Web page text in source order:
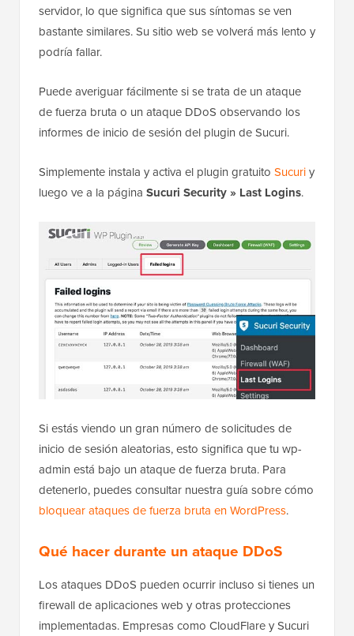
servidor, lo que significa que sus síntomas se ven
bastante similares. Su sitio web se volverá más lento y
podría fallar.
Puede averiguar fácilmente si se trata de un ataque
de fuerza bruta o un ataque DDoS observando los
informes de inicio de sesión del plugin de Sucuri.
Simplemente instala y activa el plugin gratuito Sucuriy
luego ve a la página Sucuri Security » Last Logins.
Si estás viendo un gran número de solicitudes de
inicio de sesión aleatorias, esto significa que tu wp-
admin está bajo un ataque de fuerza bruta. Para
detenerlo, puedes consultar nuestra guía sobre cómo
bloquear ataques de fuerza bruta en WordPress.
Qué hacer durante un ataque DDoS
Los ataques DDoS pueden ocurrir incluso si tienes un
firewall de aplicaciones web y otras protecciones
implementadas. Empresas como CloudFlare y Sucuri